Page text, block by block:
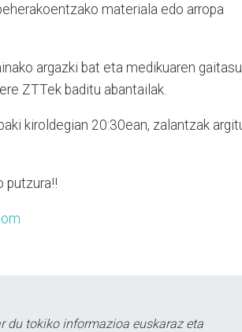
materiala edo arropa
argazki bat eta medikuaren
ZTTek baditu abantailak.
kiroldegian 20:30ean, zalantzak
putzura!!
du tokiko informazioa euskaraz eta